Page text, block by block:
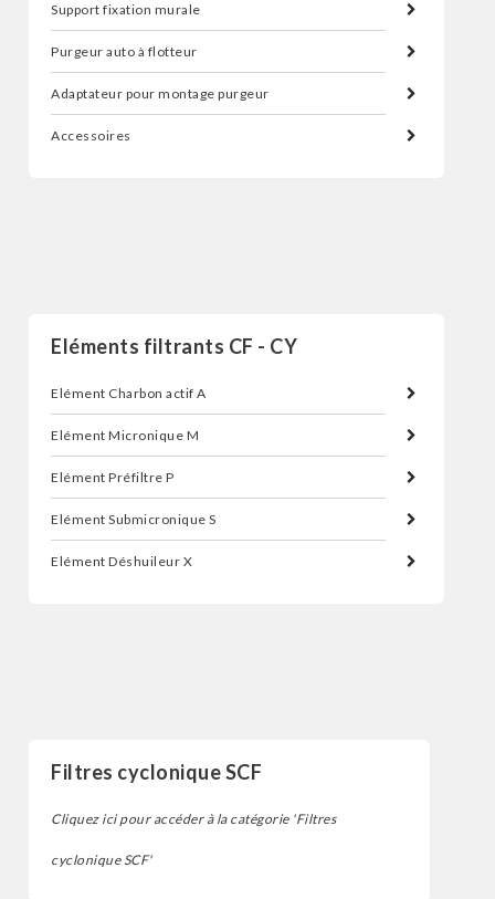
Support fixation murale
Purgeur auto à flotteur
Adaptateur pour montage purgeur
Accessoires
Eléments filtrants CF - CY
Elément Charbon actif A
Elément Micronique M
Elément Préfiltre P
Elément Submicronique S
Elément Déshuileur X
Filtres cyclonique SCF
Cliquez ici pour accéder à la catégorie 'Filtres
cyclonique SCF'